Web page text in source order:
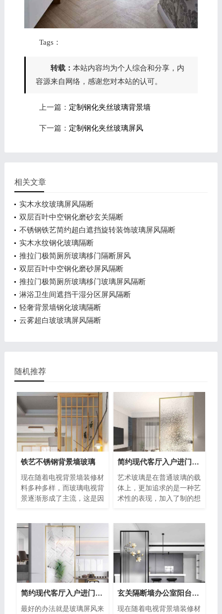
Tags：
转载： 本站内容均为个人综合和分享，内
容源来自网络，感谢您对本站的认可。
上一篇： 定制钢化夹丝玻璃背景墙
下一篇： 定制钢化夹丝玻璃屏风
相关文章
实木水纹玻璃屏风隔断
双层百叶中空钢化磨砂玄关隔断
不锈钢铁艺简约超白遮挡旋转装饰玻璃屏风隔断
实木水纹钢化玻璃隔断
推拉门极简厕所玻璃移门隔断屏风
双层百叶中空钢化磨砂屏风隔断
推拉门极简厕所玻璃移门玻璃屏风隔断
淋浴卫生间遮挡干湿分区屏风隔断
轻奢背景墙钢化玻璃隔断
云雾超白玻玻璃屏风隔断
随机推荐
铁艺不锈钢背景墙玻璃
现在随着电视背景墙装修材
料多种多样，而玻璃电视背
景逐渐形成了主流，这是因
简约现代客厅入户进门遮挡山水画背景墙玻璃
艺术玻璃是在普通玻璃的载
体上，更加追求的是一种艺
术性的表现，加入了制的想
简约现代客厅入户进门遮挡背景墙玻璃
最好的办法就是玻璃屏风来
玄关隔断墙办公室阳台挡门背景墙玻璃
现在随着电视背景墙装修材